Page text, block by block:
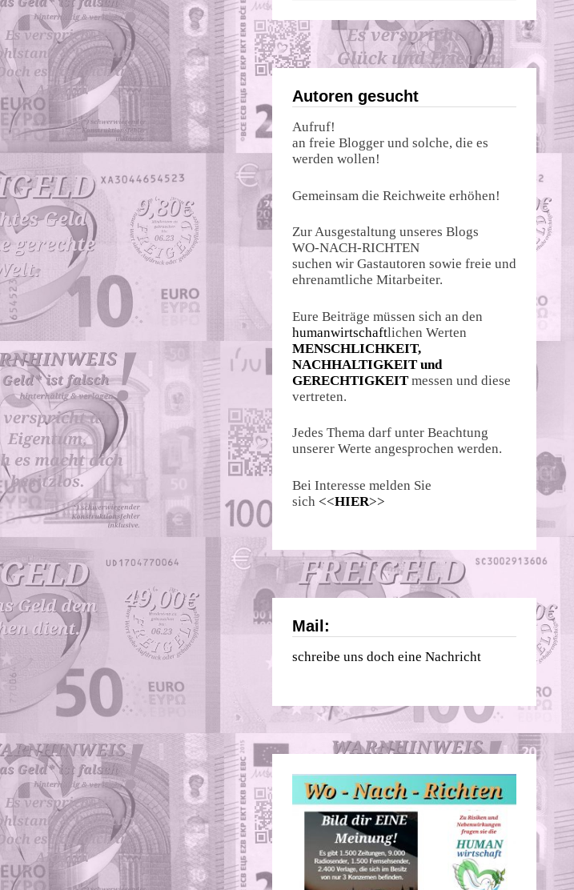
um
die
Lautstärke
zu
Autoren gesucht
Aufruf!
an freie Blogger und solche, die es
werden wollen!
Gemeinsam die Reichweite erhöhen!
Zur Ausgestaltung unseres Blogs
WO-NACH-RICHTEN
suchen wir Gastautoren sowie freie und
ehrenamtliche Mitarbeiter.
Eure Beiträge müssen sich an den
humanwirtschaftlichen Werten
MENSCHLICHKEIT,
NACHHALTIGKEIT und
GERECHTIGKEIT messen und diese
vertreten.
Jedes Thema darf unter Beachtung
unserer Werte angesprochen werden.
Bei Interesse melden Sie
sich <<HIER>>
Mail:
schreibe uns doch eine Nachricht